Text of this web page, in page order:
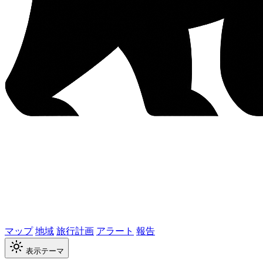
マップ地域旅行計画 アラート 報告
表示テーマ